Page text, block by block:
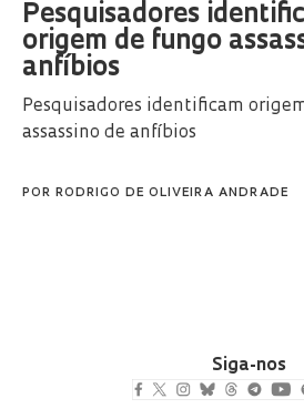
Pesquisadores
origem de fungo
anfíbios
Pesquisadores identificam
assassino de anfíbios
POR RODRIGO DE OLIVEIRA ANDRADE
Siga-nos